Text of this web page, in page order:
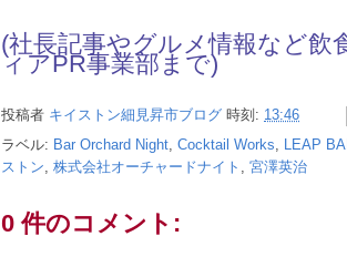
(社長記事やグルメ情報など飲
ィアPR事業部まで)
投稿者 キイストン細見昇市ブログ 時刻: 13:46
ラベル: Bar Orchard Night, Cocktail Works, LEAP
ストン, 株式会社オーチャードナイト , 宮澤英治
0 件のコメント: